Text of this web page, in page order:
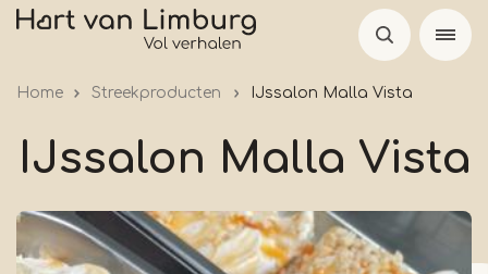
Overslaan
inhoud
gaan
Home Streekproducten IJssalon Malla Vista
IJssalon Malla Vista